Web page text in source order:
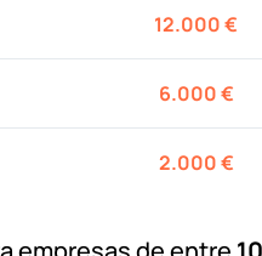
12.000 €
6.000 €
2.000 €